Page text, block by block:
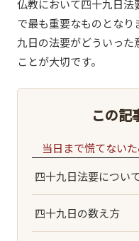
仏教において四十九日法
で最も重要なものとな
九日の法要がどういった
ことが大切です。
この記
当日まで慌てない
四十九日法要につい
四十九日の数え方